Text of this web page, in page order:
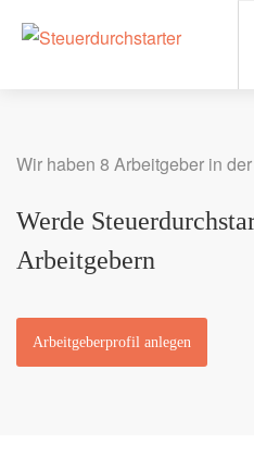
Wir haben 8 Arbeitgeber in
Werde
Arbeitgebern
Arbeitgeberprofil anlegen